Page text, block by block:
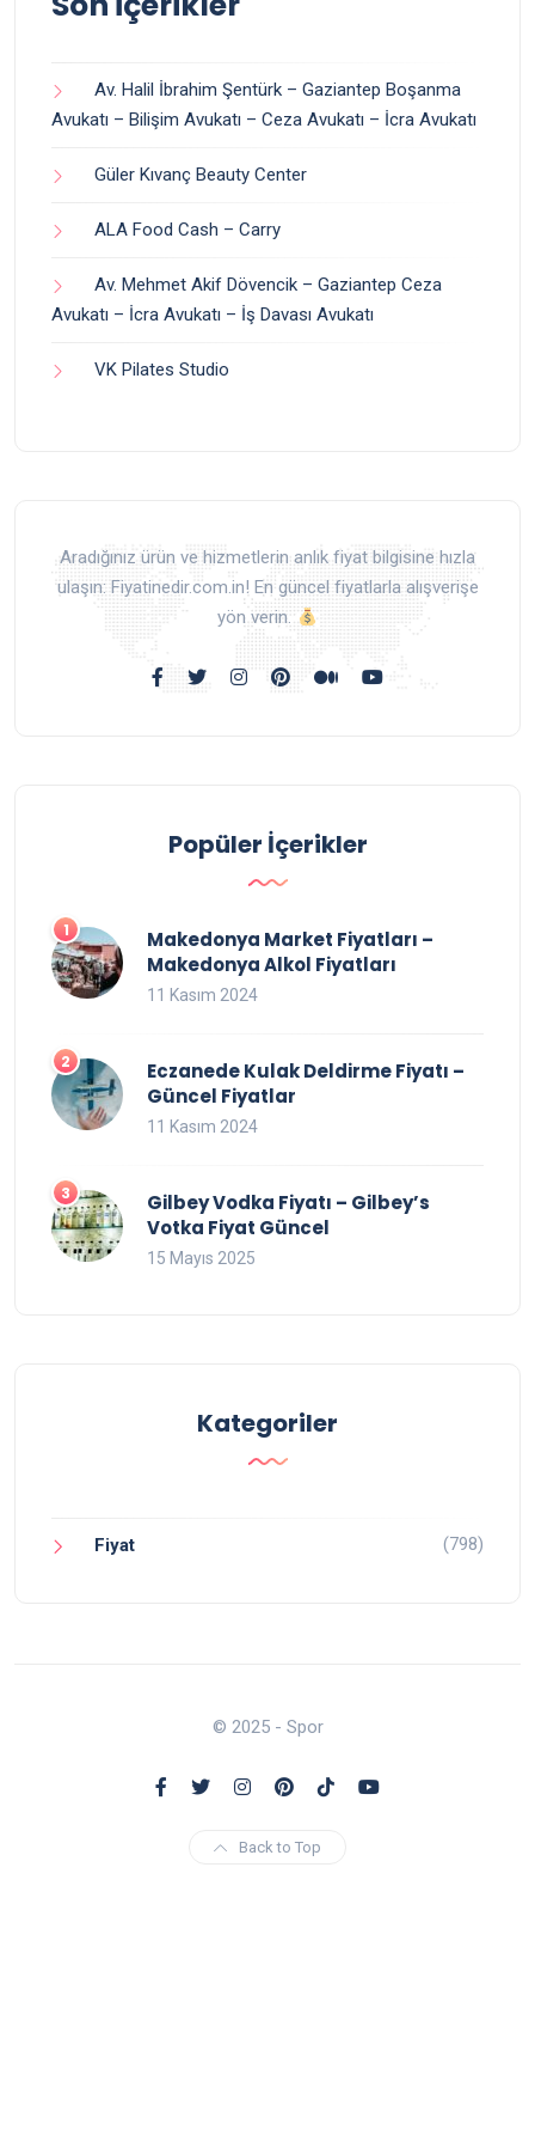
Av. Halil İbrahim Şentürk – Gaziantep Boşanma
Avukatı – Bilişim Avukatı – Ceza Avukatı – İcra Avukatı
Güler Kıvanç Beauty Center
ALA Food Cash – Carry
Av. Mehmet Akif Dövencik – Gaziantep Ceza
Avukatı – İcra Avukatı – İş Davası Avukatı
VK Pilates Studio
Aradığınız ürün ve hizmetlerin anlık fiyat bilgisine hızla
ulaşın: Fiyatinedir.com.in! En güncel fiyatlarla alışverişe
yön verin.
Popüler İçerikler
Makedonya Market Fiyatları –
Makedonya Alkol Fiyatları
11 Kasım 2024
Eczanede Kulak Deldirme Fiyatı –
Güncel Fiyatlar
11 Kasım 2024
Gilbey Vodka Fiyatı – Gilbey’s
Votka Fiyat Güncel
15 Mayıs 2025
Kategoriler
Fiyat (798)
© 2025 - Spor
Back to Top